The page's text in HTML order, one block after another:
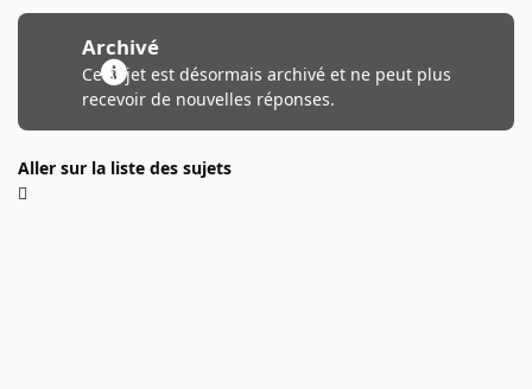
Archivé
Ce sujet est désormais archivé et ne peut plus
recevoir de nouvelles réponses.
Aller sur la liste des sujets